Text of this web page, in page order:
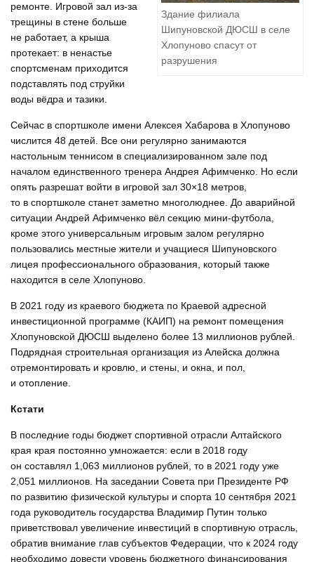
Здание филиала
Шипуновской ДЮСШ в селе
Хлопуново спасут от
разрушения
ремонте. Игровой зал из-за
трещины в стене больше
не работает, а крыша
протекает: в ненастье
спортсменам приходится
подставлять под струйки
воды вёдра и тазики.
Сейчас в спортшколе имени Алексея Хабарова в Хлопуново
числится 48 детей. Все они регулярно занимаются
настольным теннисом в специализированном зале под
началом единственного тренера Андрея Афимченко. Но если
опять разрешат войти в игровой зал 30×18 метров,
то в спортшколе станет заметно многолюднее. До аварийной
ситуации Андрей Афимченко вёл секцию мини-футбола,
кроме этого универсальным игровым залом регулярно
пользовались местные жители и учащиеся Шипуновского
лицея профессионального образования, который также
находится в селе Хлопуново.
В 2021 году из краевого бюджета по Краевой адресной
инвестиционной программе (КАИП) на ремонт помещения
Хлопуновской ДЮСШ выделено более 13 миллионов рублей.
Подрядная строительная организация из Алейска должна
отремонтировать и кровлю, и стены, и окна, и пол,
и отопление.
Кстати
В последние годы бюджет спортивной отрасли Алтайского
края края постоянно умножается: если в 2018 году
он составлял 1,063 миллионов рублей, то в 2021 году уже
2,051 миллионов. На заседании Совета при Президенте РФ
по развитию физической культуры и спорта 10 сентября 2021
года руководитель государства Владимир Путин только
приветствовал увеличение инвестиций в спортивную отрасль,
обратив внимание глав субъектов Федерации, что к 2024 году
необходимо довести уровень бюджетного финансирования